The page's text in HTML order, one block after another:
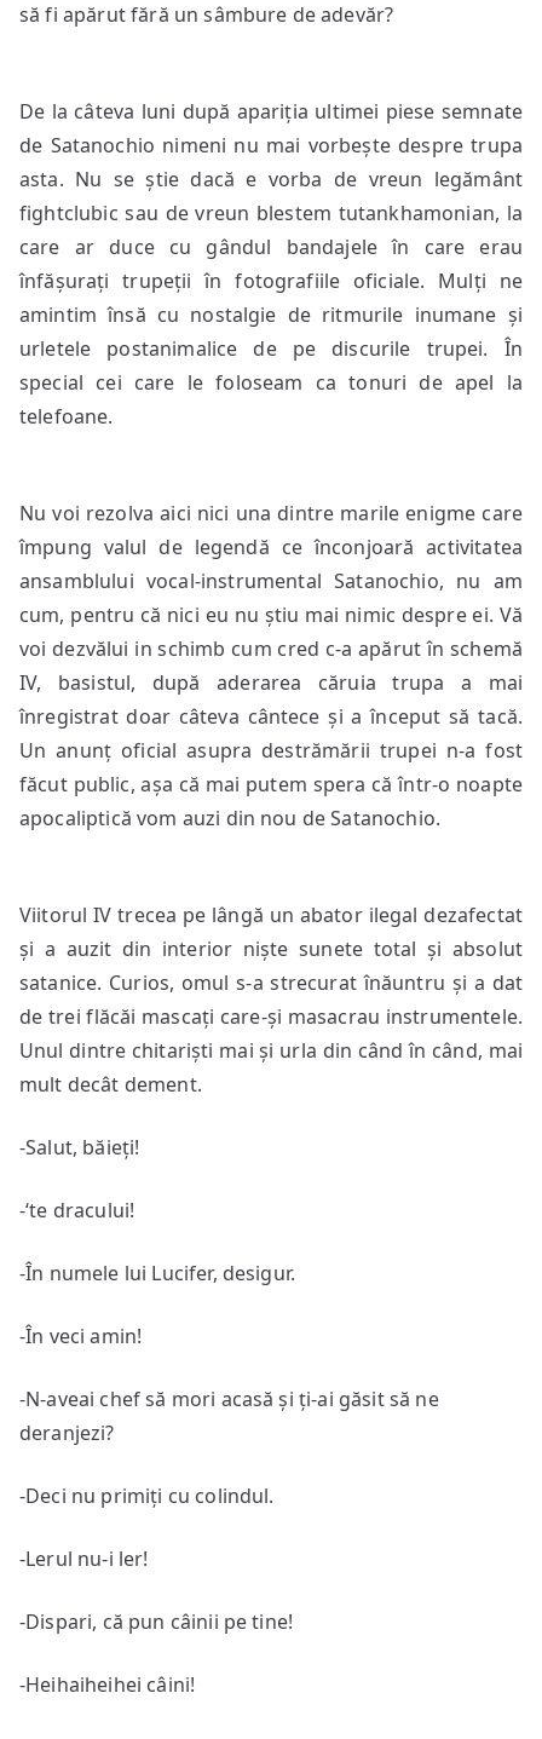
să fi apărut fără un sâmbure de adevăr?
De la câteva luni după apariția ultimei piese semnate
de Satanochio nimeni nu mai vorbește despre trupa
asta. Nu se știe dacă e vorba de vreun legământ
fightclubic sau de vreun blestem tutankhamonian, la
care ar duce cu gândul bandajele în care erau
înfășurați trupeții în fotografiile oficiale. Mulți ne
amintim însă cu nostalgie de ritmurile inumane și
urletele postanimalice de pe discurile trupei. În
special cei care le foloseam ca tonuri de apel la
telefoane.
Nu voi rezolva aici nici una dintre marile enigme care
împung valul de legendă ce înconjoară activitatea
ansamblului vocal-instrumental Satanochio, nu am
cum, pentru că nici eu nu știu mai nimic despre ei. Vă
voi dezvălui in schimb cum cred c-a apărut în schemă
IV, basistul, după aderarea căruia trupa a mai
înregistrat doar câteva cântece și a început să tacă.
Un anunț oficial asupra destrămării trupei n-a fost
făcut public, așa că mai putem spera că într-o noapte
apocaliptică vom auzi din nou de Satanochio.
Viitorul IV trecea pe lângă un abator ilegal dezafectat
și a auzit din interior niște sunete total și absolut
satanice. Curios, omul s-a strecurat înăuntru și a dat
de trei flăcăi mascați care-și masacrau instrumentele.
Unul dintre chitariști mai și urla din când în când, mai
mult decât dement.
-Salut, băieți!
-‘te dracului!
-În numele lui Lucifer, desigur.
-În veci amin!
-N-aveai chef să mori acasă și ți-ai găsit să ne
deranjezi?
-Deci nu primiți cu colindul.
-Lerul nu-i ler!
-Dispari, că pun câinii pe tine!
-Heihaiheihei câini!